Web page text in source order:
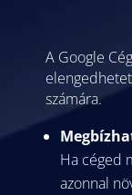
A Google
számára.
Ha céged
azonnal